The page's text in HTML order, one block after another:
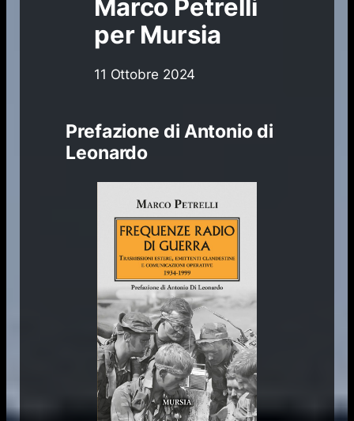
Marco Petrelli
per Mursia
11 Ottobre 2024
Prefazione di Antonio di
Leonardo